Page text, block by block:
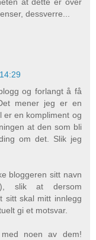
dessverre...
og forlangt å få
mener jeg er en
er en kompliment og
at den som bli
om det. Slik jeg
bloggeren sitt navn
slik at dersom
sitt skal mitt innlegg
gi et motsvar.
noen av dem!